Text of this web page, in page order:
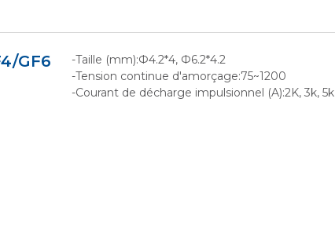
GF6
-Taille (mm):Ф4.2*4, Ф6.2*4.2
-Tension continue d'amorçage:75~1200
-Courant de décharge impulsionnel (A):2K, 3k, 5k